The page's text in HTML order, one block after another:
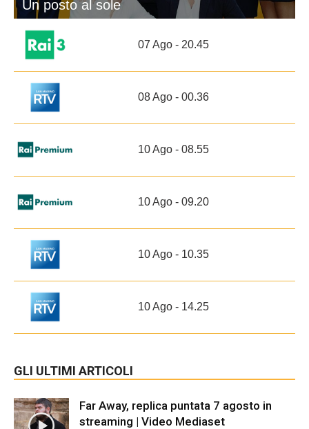
Un posto al sole
07 Ago - 20.45
08 Ago - 00.36
10 Ago - 08.55
10 Ago - 09.20
10 Ago - 10.35
10 Ago - 14.25
GLI ULTIMI ARTICOLI
Far Away, replica puntata 7 agosto in
streaming | Video Mediaset